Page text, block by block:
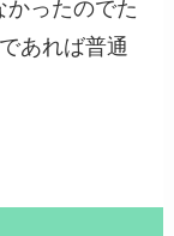
ったのでた
あれば普通